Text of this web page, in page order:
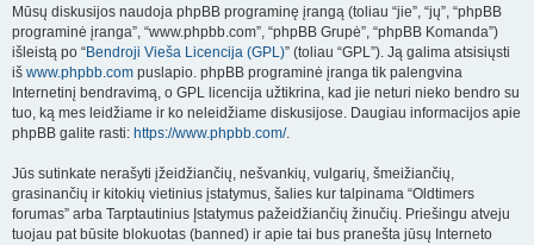
Mūsų diskusijos naudoja phpBB programinę įrangą (toliau “jie”, “jų”, “phpBB
programinė įranga”, “www.phpbb.com”, “phpBB Grupė”, “phpBB Komanda”)
išleistą po “Bendroji Vieša Licencija (GPL)” (toliau “GPL”). Ją galima atsisiųsti
iš www.phpbb.com puslapio. phpBB programinė įranga tik palengvina
Internetinį bendravimą, o GPL licencija užtikrina, kad jie neturi nieko bendro su
tuo, ką mes leidžiame ir ko neleidžiame diskusijose. Daugiau informacijos apie
phpBB galite rasti: https://www.phpbb.com/.
Jūs sutinkate nerašyti įžeidžiančių, nešvankių, vulgarių, šmeižiančių,
grasinančių ir kitokių vietinius įstatymus, šalies kur talpinama “Oldtimers
forumas” arba Tarptautinius Įstatymus pažeidžiančių žinučių. Priešingu atveju
tuojau pat būsite blokuotas (banned) ir apie tai bus pranešta jūsų Interneto